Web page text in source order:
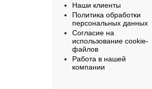
Наши клиенты
Политика обработки
персональных данных
Согласие на
использование cookie-
файлов
Работа в нашей
компании